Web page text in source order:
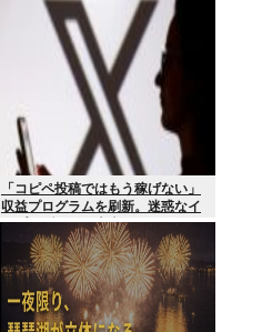
「コピペ投稿ではもう稼げない」
収益プログラムを刷新。迷惑なイ
ンプレゾンビは本当にいなくなる
のか？